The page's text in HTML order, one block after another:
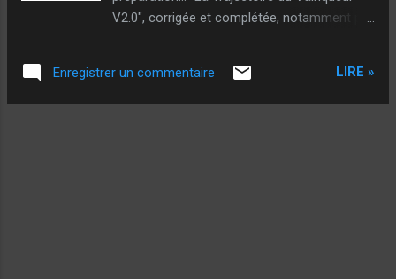
V2.0", corrigée et complétée, notamment par
@++ Sougil - A pros visionés
Enregistrer un commentaire LIRE »